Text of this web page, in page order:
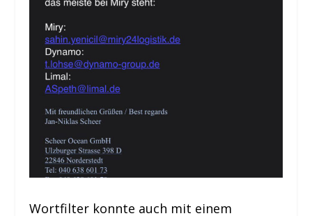
Wortfilter konnte auch mit einem